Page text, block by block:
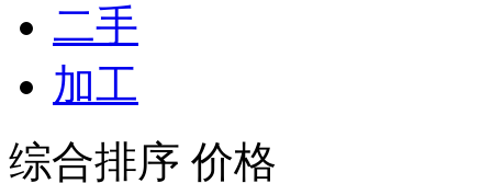
二手
加工
综合排序 价格